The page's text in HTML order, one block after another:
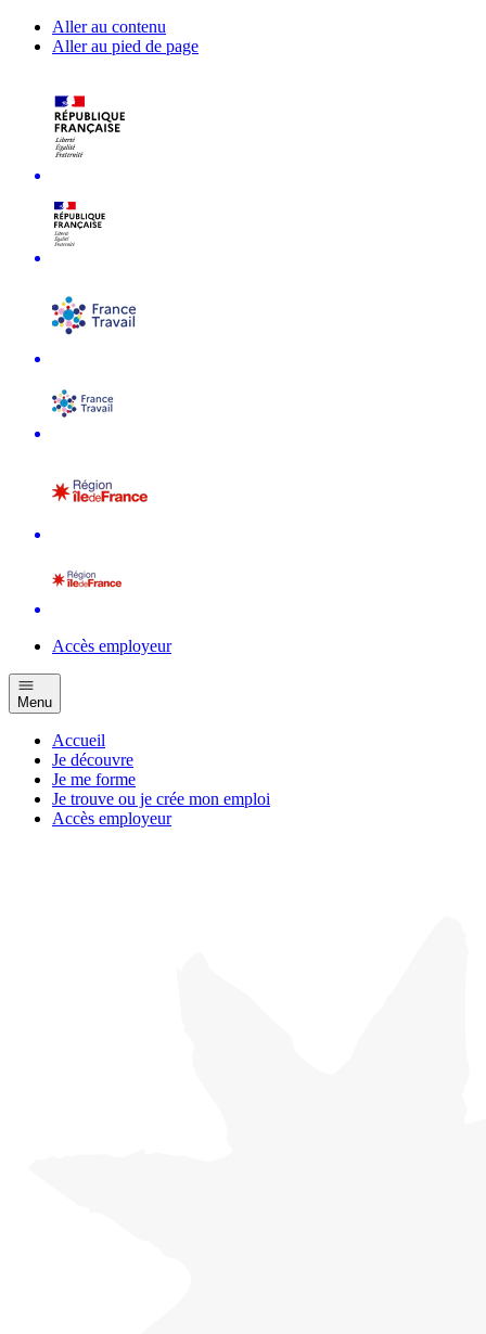
Aller au contenu
Aller au pied de page
Accès employeur
Menu
Accueil
Je découvre
Je me forme
Je trouve ou je crée mon emploi
Accès employeur